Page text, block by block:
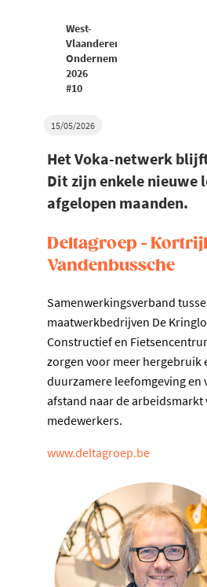
15/05/2026
Het Voka-netwerk
Dit zijn enkele nieuwe
afgelopen maanden.
Deltagroep -
Vandenbussche
Samenwerkingsverband
maatwerkbedrijven De
Constructief en
zorgen voor meer hergebruik
duurzamere leefomgeving en
afstand naar de arbeidsmarkt
medewerkers.
www.deltagroep.be
West-
Vlaanderen
Ondernemers
2026
#10